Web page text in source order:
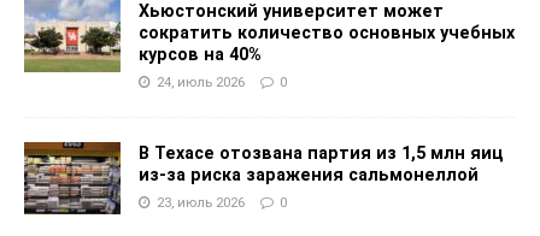
Хьюстонский университет может
сократить количество основных учебных
курсов на 40%
24, июль 2026 0
В Техасе отозвана партия из 1,5 млн яиц
из-за риска заражения сальмонеллой
23, июль 2026 0